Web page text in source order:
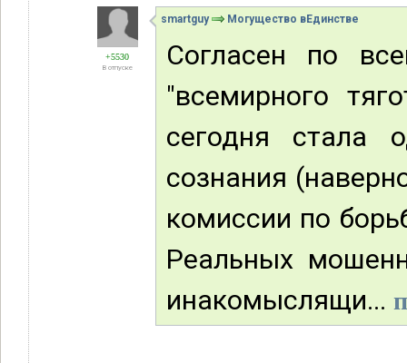
+5530
В отпуске
smartguy Могущество вЕдинстве
Согласен по
"всемирного
сегодня стала
сознания
комиссии по
Реальных
инакомыслящи...